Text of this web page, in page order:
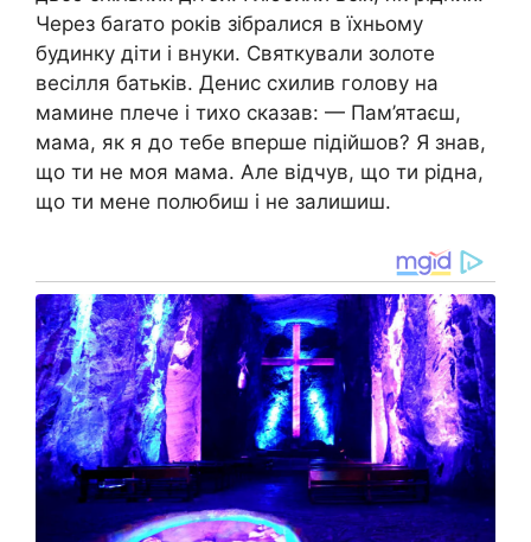
Через баrато років зібралися в їхньому
будинку діти і внуки. Святкували золоте
весілля батьків. Денис схилив голову на
мамине плече і тихо сказав: — Пам’ятаєш,
мама, як я до тебе вперше підійшов? Я знав,
що ти не моя мама. Але відчув, що ти рідна,
що ти мене полюбиш і не залишиш.